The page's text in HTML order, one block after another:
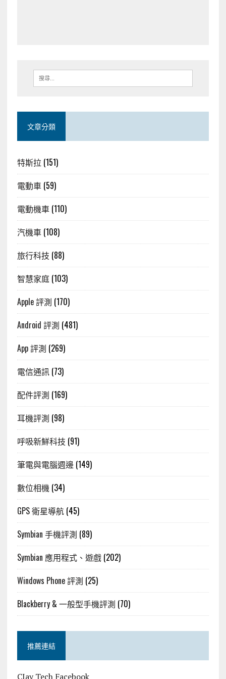
文章分類
特斯拉 (151)
電動車(59)
電動機車(110)
汽機車(108)
旅行科技 (88)
智慧家庭(103)
Apple 評測 (170)
Android 評測 (481)
App 評測 (269)
電信通訊(73)
配件評測 (169)
耳機評測 (98)
呼吸新鮮科技 (91)
筆電與電腦週邊 (149)
數位相機(34)
GPS 衛星導航(45)
Symbian 手機評測 (89)
Symbian 應用程式、遊戲(202)
Windows Phone 評測 (25)
Blackberry & 一般型手機評測 (70)
推薦連結
CJay Tech Facebook